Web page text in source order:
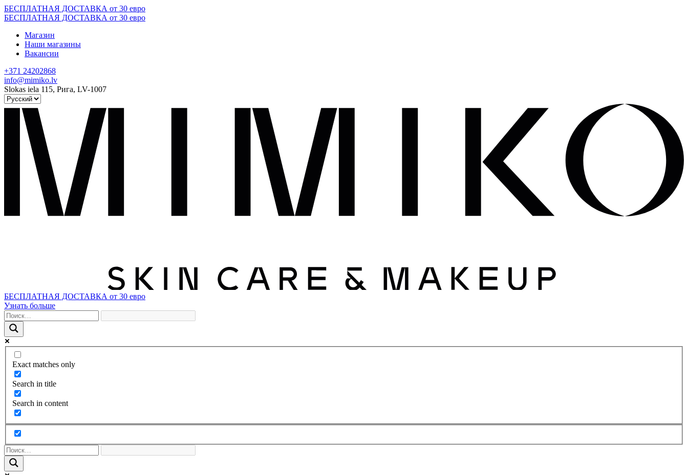
Skip
to
БЕСПЛАТНАЯ ДОСТАВКА от 30 евро
БЕСПЛАТНАЯ ДОСТАВКА от 30 евро
Магазин
Наши магазины
Вакансии
+371 24202868
info@mimiko.lv
Slokas iela 115, Рига, LV-1007
БЕСПЛАТНАЯ ДОСТАВКА от 30 евро
Узнать больше
Exact matches only
Search in title
Search in content